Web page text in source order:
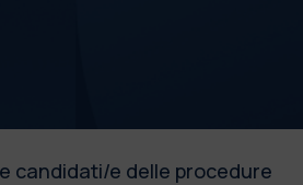
candidati/e delle procedure